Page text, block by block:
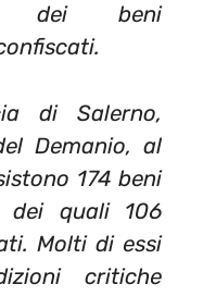
dei beni
di Salerno,
Demanio, al
174 beni
dei quali 106
Molti di essi
critiche